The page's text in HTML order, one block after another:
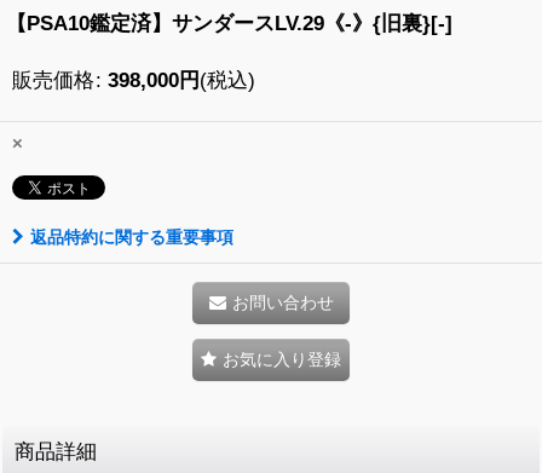
【PSA10鑑定済】サンダースLV.29《-》{旧裏}[-]
販売価格: 398,000円 (税込)
×
返品特約に関する重要事項
お問い合わせ
お気に入り登録
商品詳細